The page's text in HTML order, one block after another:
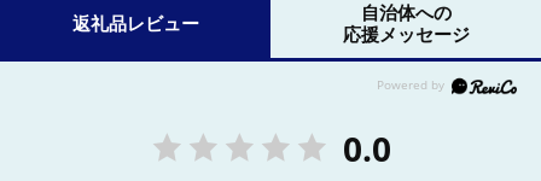
返礼品レビュー
自治体への
応援メッセージ
0.0